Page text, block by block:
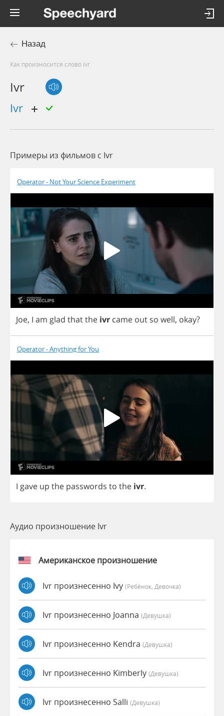
Назад
Как произносится слово ivr
Ivr
ivr
Примеры из фильмов c Ivr
Operator - Not Your Science Experiment
Joe, I am glad thatthe ivr came out so well, okay?
Operator - Anything for You
I gave up the passwords to the ivr.
Аудио произношение Ivr
Американское произношение
Ivr произнесенно Ivy (Ребёнок, Девочка)
Ivr произнесенно Joanna (девушка)
Ivr произнесенно Kendra (девушка)
Ivr произнесенно Kimberly (девушка)
Ivr произнесенно Salli (девушка)